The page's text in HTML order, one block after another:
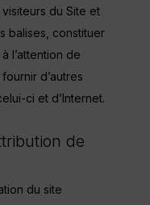
du Site et
balises, constituer
l’attention de
d’autres
ci et d’Internet.
de
du site